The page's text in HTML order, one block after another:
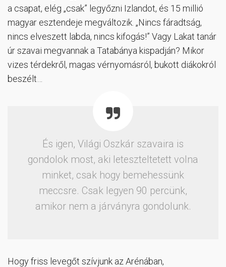
a csapat, elég „csak” legyőzni Izlandot, és 15 millió
magyar esztendeje megváltozik. „Nincs fáradtság,
nincs elveszett labda, nincs kifogás!” Vagy Lakat tanár
úr szavai megvannak a Tatabánya kispadján? Mikor
vizes térdekről, magas vérnyomásról, bukott diákokról
beszélt…
És igen, Világi Oszkár szavaira is
gondolok most, aki leteszteltetett volna
minket, csak hogy bemehessünk
meccsre. Csak legyen 90 percünk,
amikor nem a járványra gondolunk.
Hogy friss levegőt szívjunk az Arénában,